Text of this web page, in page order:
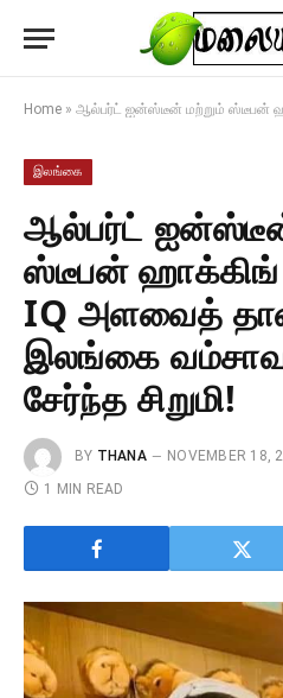
Home » ஆல்பர்ட் ஐன்ஸ்டீன் மற்றும் ஸ்டீபன் ஹாக்கிங் ஆகியோரின் IQ
இலங்கை
ஆல்பர்ட்
ஸ்டீபன்
IQ அளவைத்
இலங்கை
சேர்ந்த சிறுமி!
BY THANA NOVEMBER 18,
1 MIN READ